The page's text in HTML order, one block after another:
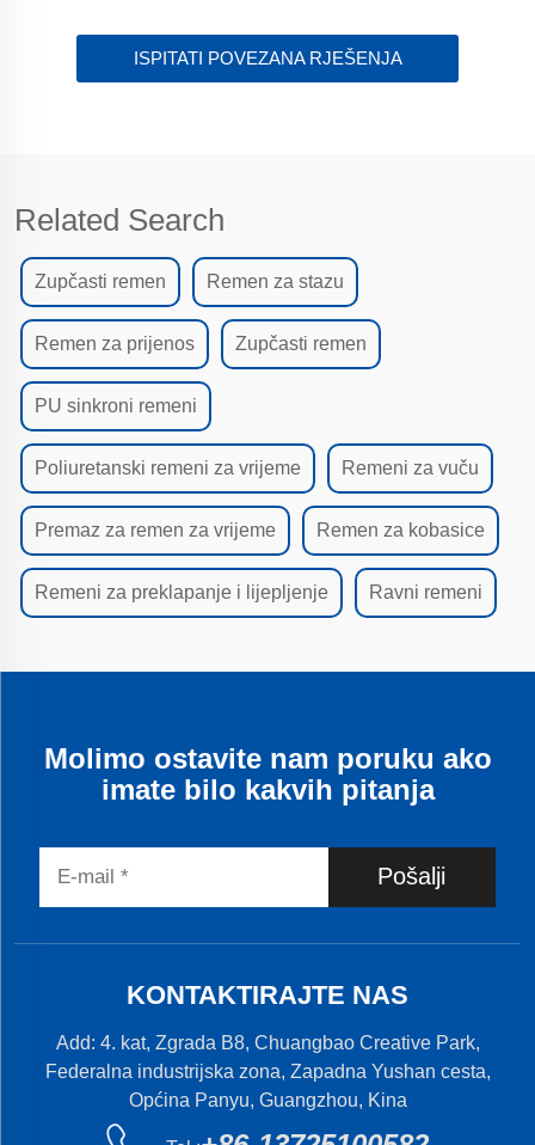
ISPITATI POVEZANA RJEŠENJA
Related Search
Zupčasti remen Remen za stazu
Remen za prijenos Zupčasti remen
PU sinkroni remeni
Poliuretanski remeni za vrijeme Remeni za vuču
Premaz za remen za vrijeme Remen za kobasice
Remeni za preklapanje i lijepljenje Ravni remeni
Molimo ostavite nam poruku ako
imate bilo kakvih pitanja
Pošalji
KONTAKTIRAJTE NAS
Add: 4. kat, Zgrada B8, Chuangbao Creative Park,
Federalna industrijska zona, Zapadna Yushan cesta,
Općina Panyu, Guangzhou, Kina